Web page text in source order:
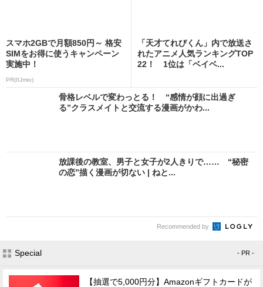
スマホ2GBで月額850円～ 格安
SIMをお得に使うキャンペーン
実施中！
PR(IIJmio)
「天才てれびくん」内で放送さ
れたアニメ人気ランキングTOP
22！ 1位は「ベイベ...
骨格レベルで変わっとる！ “感情が顔に出過ぎ
る”クラスメイトと交流する漫画がかわ...
放課後の教室、男子と女子が2人きりで…… “秘密
の恋”描く漫画が切ない | ねと...
Recommended by
Special - PR -
【抽選で5,000円分】Amazonギフトカードが